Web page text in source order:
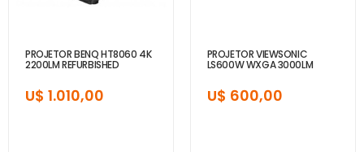
PROJETOR BENQ HT8060 4K
2200LM REFURBISHED
U$ 1.010,00
PROJETOR VIEWSONIC
LS600W WXGA 3000LM
U$ 600,00